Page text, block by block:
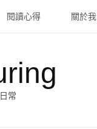
閱讀心得 關於我
常